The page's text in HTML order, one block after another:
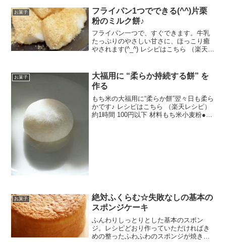
お菓子
フライパン1つでできる(^^)片栗
粉のミルク餅♪
フライパン一つで、すぐできます。牛乳
たっぷりのやさしい甘さに、ほっこり癒
やされます(^_^) レシピはこちら （楽天レ
お菓子
大福用に “柔らか持続する餅” を
作る
もち米の大福用に“柔らか餅”翌々日も柔ら
かです♪ レシピはこちら （楽天レシピ）
約1時間 100円以下 材料もち米小麦粉●砂
お菓子
絶対ふくらむ☆失敗なしの基本の
スポンジケーキ
ふんわりしっとりとした基本のスポン
ジ。レシピどおり作っていただければき
めの整ったふわふわのスポンジが焼きあ